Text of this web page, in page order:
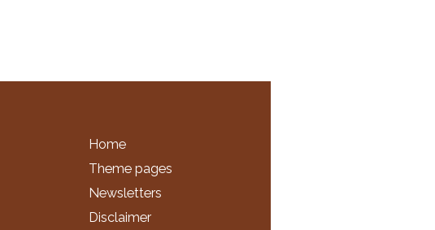
Home
Theme pages
Newsletters
Disclaimer